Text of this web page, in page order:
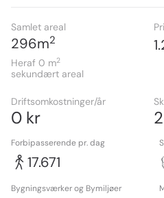
Samlet areal
296m2
Heraf 0 m2
sekundært areal
Driftsomkostninger/år
0 kr
Forbipasserende pr. dag
17.671
Bygningsværker og Bymiljøer